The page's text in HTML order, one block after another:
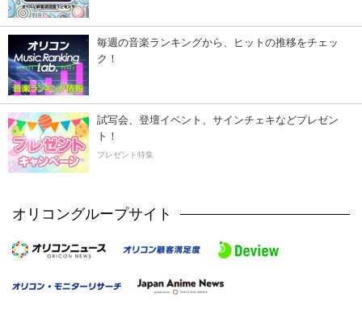
毎週の音楽ランキングから、ヒットの推移をチェッ
ク！
試写会、登壇イベント、サインチェキなどプレゼン
ト！
プレゼント特集
オリコングループサイト